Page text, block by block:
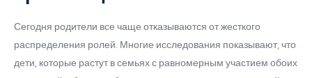
Сегодня родители все чаще отказываются от жесткого
распределения ролей. Многие исследования показывают, что
дети, которые растут в семьях с равномерным участием обоих